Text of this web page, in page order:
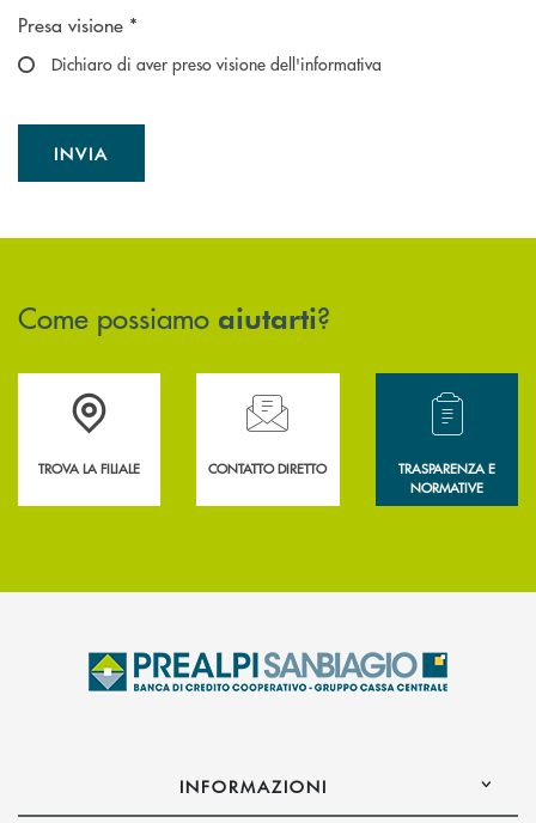
visionare l’informativa completa sul trattamento dei Suoi dati
Scegliere un'opzione
Presa visione *
Dichiaro di aver preso visione dell'informativa
INVIA
Come possiamo aiutarti?
Accedi all' elenco completo delle filiali .
TROVA LA FILIALE
Hai bisogno di assistenza immediata?
CONTATTO DIRETTO
Hai bisogno di
TRASPARENZA E
NORMATIVE
INFORMAZIONI